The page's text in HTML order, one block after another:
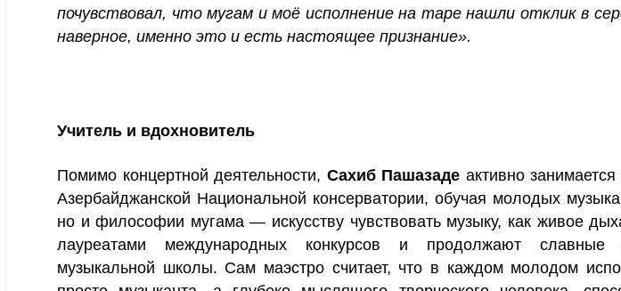
почувствовал, что мугам и моё исполнение на таре нашли отклик в
наверное, именно это и есть настоящее признание».
Учитель и вдохновитель
Помимо концертной деятельности, Сахиб Пашазаде активно
Азербайджанской Национальной консерватории, обучая молодых
но и философии мугама — искусству чувствовать музыку, как живое
лауреатами международных конкурсов и продолжают славные
музыкальной школы. Сам маэстро считает, что в каждом молодом